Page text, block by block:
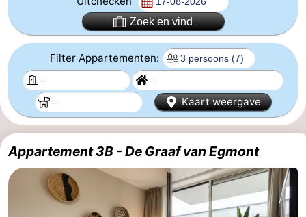
Appartementen
Graaf
van
Egmont
Landgoed
Huize
Glory
-
Zeeparel
Bed
(&
breakfasts)
Campings
Zoek en vind
Filter Appartementen:
Kaart weergave
Appartement 3B - De Graaf van Egmont